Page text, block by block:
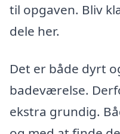
til opgaven. Bliv
dele her.
Det er både dyrt
badeværelse.
ekstra grundig.